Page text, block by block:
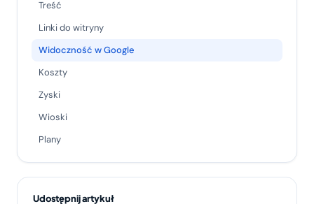
Treść
Linki do witryny
Widoczność w Google
Koszty
Zyski
Wioski
Plany
Udostępnij artykuł